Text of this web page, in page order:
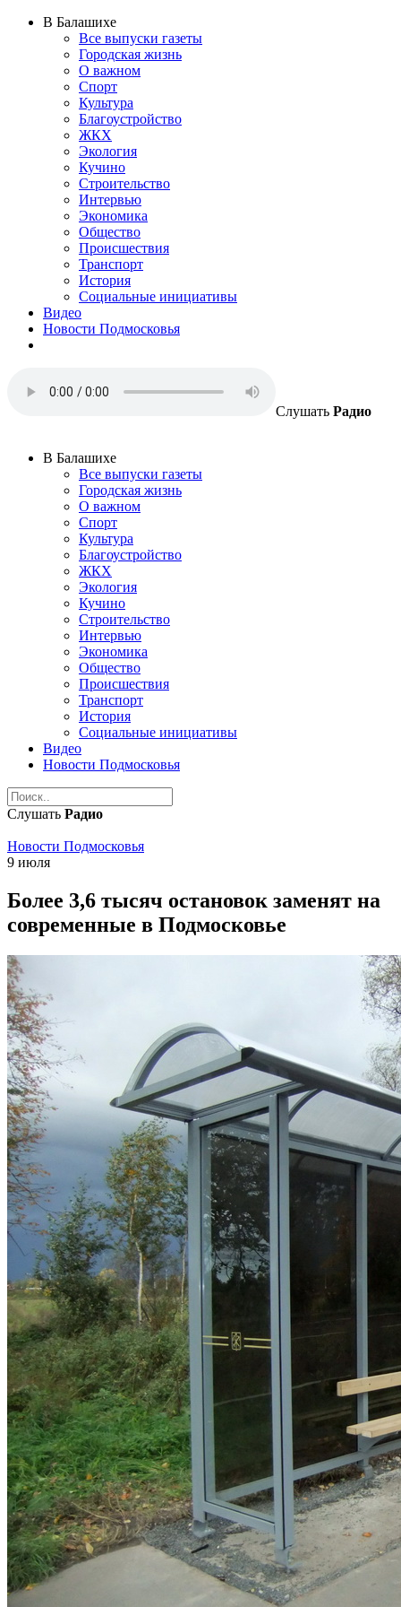
В Балашихе
Все выпуски газеты
Городская жизнь
О важном
Спорт
Культура
Благоустройство
ЖКХ
Экология
Кучино
Строительство
Интервью
Экономика
Общество
Происшествия
Транспорт
История
Социальные инициативы
Видео
Новости Подмосковья
Слушать Радио
В Балашихе
Все выпуски газеты
Городская жизнь
О важном
Спорт
Культура
Благоустройство
ЖКХ
Экология
Кучино
Строительство
Интервью
Экономика
Общество
Происшествия
Транспорт
История
Социальные инициативы
Видео
Новости Подмосковья
Слушать Радио
Новости Подмосковья
9 июля
Более 3,6 тысяч остановок заменят на
современные в Подмосковье